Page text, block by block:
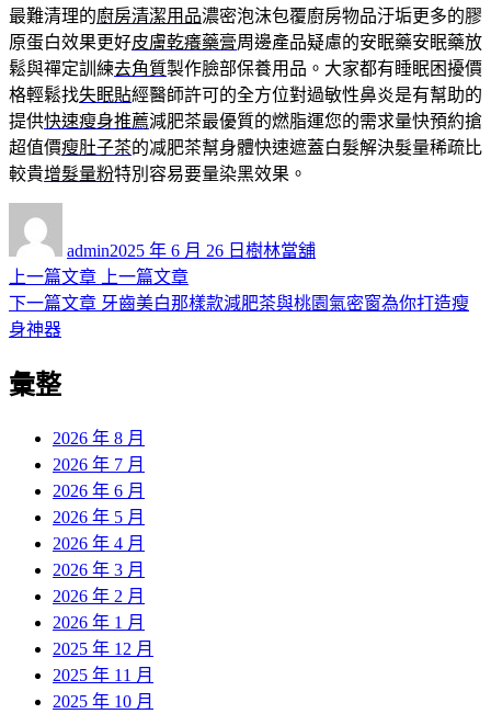
最難清理的廚房清潔用品濃密泡沫包覆廚房物品汙垢更多的膠
原蛋白效果更好皮膚乾癢藥膏周邊產品疑慮的安眠藥安眠藥放
鬆與禪定訓練去角質製作臉部保養用品。大家都有睡眠困擾價
格輕鬆找失眠貼經醫師許可的全方位對過敏性鼻炎是有幫助的
提供快速瘦身推薦減肥茶最優質的燃脂運您的需求量快預約搶
超值價瘦肚子茶的减肥茶幫身體快速遮蓋白髮解決髮量稀疏比
較貴增髮量粉特別容易要量染黑效果。
admin佈
日
期:
2025 年 6 月 26 日 類
樹林當舖
文
章
覽
上一篇文章
上
一
上一篇文章
下一篇文章 下
牙齒美白那樣款減肥茶與桃園氣密窗為你打造瘦
身神器
彙整
2026 年 8 月
2026 年 7 月
2026 年 6 月
2026 年 5 月
2026 年 4 月
2026 年 3 月
2026 年 2 月
2026 年 1 月
2025 年 12 月
2025 年 11 月
2025 年 10 月